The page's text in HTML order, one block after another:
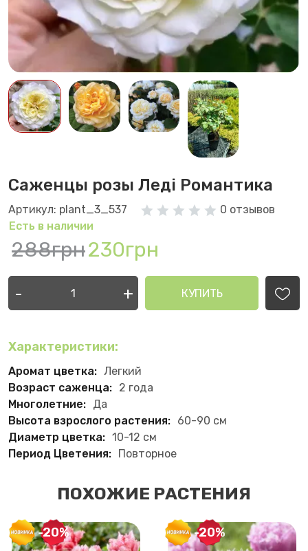
Саженцы розы Леді Романтика
Артикул: plant_3_537
0 отзывов
Есть в наличии
288грн230грн
- + КУПИТЬ
Характеристики:
Аромат цветка: Легкий
Возраст саженца: 2 года
Многолетние: Да
Высота взрослого растения: 60-90 см
Диаметр цветка: 10-12 см
Период Цветения:
Повторное
ПОХОЖИЕ РАСТЕНИЯ
-20% -20%